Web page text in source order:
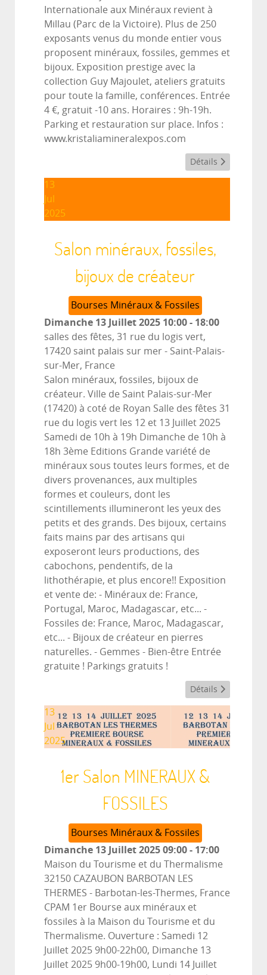
Internationale aux Minéraux revient à
Millau (Parc de la Victoire). Plus de 250
exposants venus du monde entier vous
proposent minéraux, fossiles, gemmes et
bijoux. Exposition prestige avec la
collection Guy Majoulet, ateliers gratuits
pour toute la famille, conférences. Entrée
4 €, gratuit -10 ans. Horaires : 9h-19h.
Parking et restauration sur place. Infos :
www.kristaliamineralexpos.com
Détails
13
Jul
2025
Salon minéraux, fossiles,
bijoux de créateur
Bourses Minéraux & Fossiles
Dimanche 13 Juillet 2025 10:00- 18:00
salles des fêtes, 31 rue du logis vert,
17420 saint palais sur mer - Saint-Palais-
sur-Mer, France
Salon minéraux, fossiles, bijoux de
créateur. Ville de Saint Palais-sur-Mer
(17420) à coté de Royan Salle des fêtes 31
rue du logis vert les 12 et 13 Juillet 2025
Samedi de 10h à 19h Dimanche de 10h à
18h 3ème Editions Grande variété de
minéraux sous toutes leurs formes, et de
divers provenances, aux multiples
formes et couleurs, dont les
scintillements illumineront les yeux des
petits et des grands. Des bijoux, certains
faits mains par des artisans qui
exposeront leurs productions, des
cabochons, pendentifs, de la
lithothérapie, et plus encore!! Exposition
et vente de: - Minéraux de: France,
Portugal, Maroc, Madagascar, etc... -
Fossiles de: France, Maroc, Madagascar,
etc... - Bijoux de créateur en pierres
naturelles. - Gemmes - Bien-être Entrée
gratuite ! Parkings gratuits !
Détails
13
Jul
2025
1er Salon MINERAUX &
FOSSILES
Bourses Minéraux & Fossiles
Dimanche 13 Juillet 202509:00- 17:00
Maison du Tourisme et du Thermalisme
32150 CAZAUBON BARBOTAN LES
THERMES - Barbotan-les-Thermes, France
CPAM 1er Bourse aux minéraux et
fossiles à la Maison du Tourisme et du
Thermalisme. Ouverture : Samedi 12
Juillet 2025 9h00-22h00, Dimanche 13
Juillet 2025 9h00-19h00, Lundi 14 Juillet